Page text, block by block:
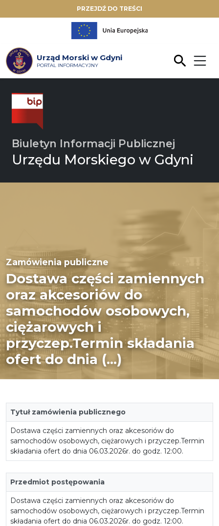
PRZEJDŹ DO TREŚCI
Urząd Morski w Gdyni
PORTAL INFORMACYJNY
Biuletyn Informacji Publicznej
Urzędu Morskiego w Gdyni
Zamówienia publiczne
Dostawa części zamiennych
oraz akcesoriów do
samochodów osobowych,
ciężarowych i
przyczep.Termin składania
ofert do dnia (...)
Tytuł zamówienia publicznego
Dostawa części zamiennych oraz akcesoriów do
samochodów osobowych, ciężarowych i przyczep.Termin
składania ofert do dnia 06.03.2026r. do godz. 12:00.
Przedmiot postępowania
Dostawa części zamiennych oraz akcesoriów do
samochodów osobowych, ciężarowych i przyczep.Termin
składania ofert do dnia 06.03.2026r. do godz. 12:00.